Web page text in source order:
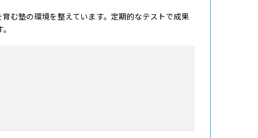
む塾の環境を整えています。定期的なテストで成果